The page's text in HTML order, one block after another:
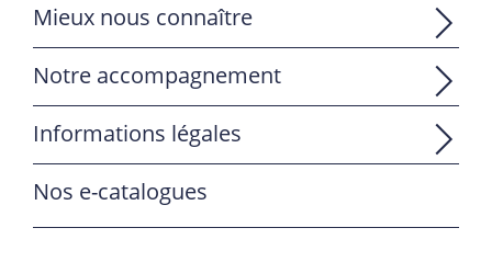
Mieux nous connaître
Notre accompagnement
Informations légales
Nos e-catalogues